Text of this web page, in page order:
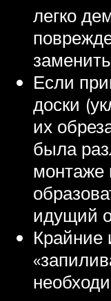
легко
Если
доски
их
была
монтаже
идущий
Крайние